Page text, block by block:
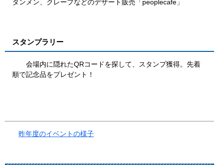
タンメン、クレープなどのデザート販売「peoplecafe」
スタンプラリー
会場内に隠れたQRコードを探して、スタンプ獲得。先着
順で記念品をプレゼント！
昨年度のイベントの様子